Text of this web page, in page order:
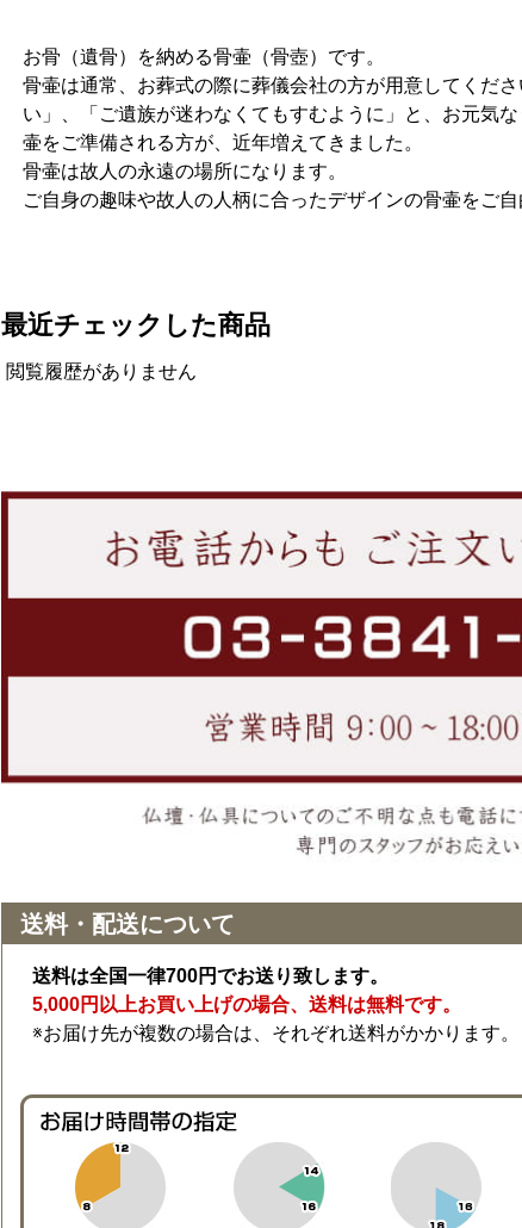
お骨（遺骨）を納める骨壷（骨壺）です。
骨壷は通常、お葬式の際に葬儀会社の方が用意してくだ
い」、「ご遺族が迷わなくてもすむように」と、お元気
壷をご準備される方が、近年増えてきました。
骨壷は故人の永遠の場所になります。
ご自身の趣味や故人の人柄に合ったデザインの骨壷をご自
最近チェックした商品
閲覧履歴がありません
送料・配送について
送料は全国一律700円でお送り致します。
5,000円以上お買い上げの場合、送料は無料です。
※お届け先が複数の場合は、それぞれ送料がかかります。